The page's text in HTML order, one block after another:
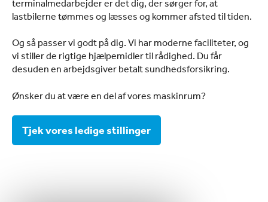
terminalmedarbejder er det dig, der sørger for, at
lastbilerne tømmes og læsses og kommer afsted til tiden.
Og så passer vi godt på dig. Vi har moderne faciliteter, og
vi stiller de rigtige hjælpemidler til rådighed. Du får
desuden en arbejdsgiver betalt sundhedsforsikring.
Ønsker du at være en del af vores maskinrum?
Tjek vores ledige stillinger